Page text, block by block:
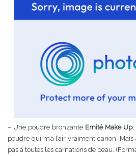
– Une poudre bronzante Emité Make Up,
poudre qui m’a l’air vraiment canon.
pas à toutes les carnations de peau.